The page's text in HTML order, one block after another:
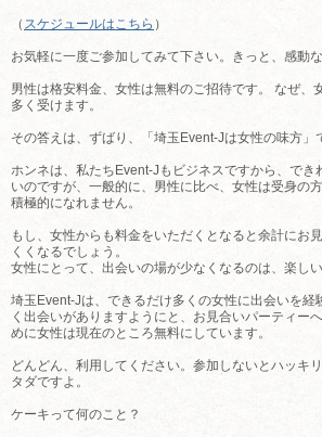
（ スケジュールはこちら ）
お気軽に一度ご参加してみて下さい。きっと、感動
男性は格安料金、女性は無料のご招待です。 なぜ、
多く受けます。
その答えは、ずばり、「埼玉Event-Jは女性の味方」
ホンネは、私たちEvent-Jもビジネスですから、でき
いのですが、一般的に、男性に比べ、女性は受身の
積極的になれません。
もし、女性からも料金をいただくとなると余計にお
くくなるでしょう。
女性にとって、出会いの場が少なくなるのは、楽し
埼玉Event-Jは、できるだけ多くの女性に出会いを経
く出会いがありますようにと、お見合いパーティー
めに女性は現在のところ無料にしています。
どんどん、利用してください。参加しないとハッキ
タダですよ。
ケーキって何のこと？